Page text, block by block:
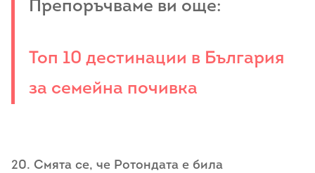
Препоръчваме ви още:
Топ 10 дестинации в България
за семейна почивка
20. Смята се, че Ротондата е била